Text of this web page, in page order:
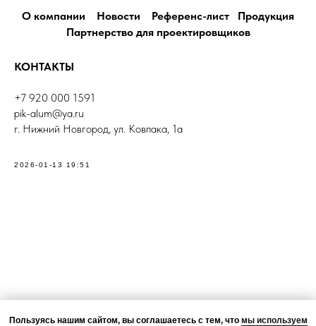
О компании Новости Референс-лист
Продукция
Партнерство для проектировщиков
КОНТАКТЫ
+7 920 000 1591
pik-alum@ya.ru
г. Нижний Новгород, ул. Ковпака, 1а
2026-01-13 19:51
Пользуясь нашим сайтом, вы соглашаетесь с тем, что мы используем